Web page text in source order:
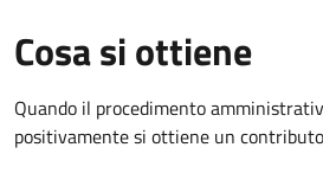
Cosa si ottiene
Quando il procedimento
positivamente si ottiene un